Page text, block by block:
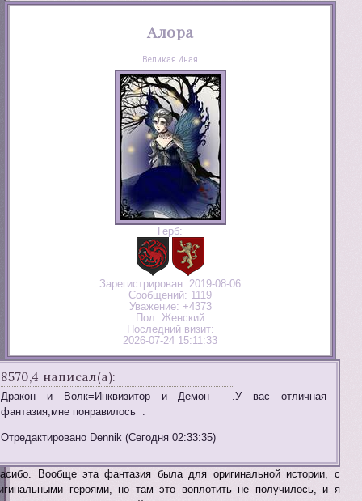
Алора
Великая Иная
Герб:
Зарегистрирован: 2019-08-06
Сообщений: 1119
Уважение: +4373
Пол: Женский
Последний визит:
2026-07-24 15:11:33
8570,4 написал(а):
Дракон и Волк=Инквизитор и Демон .У вас отличная
фантазия,мне понравилось .
Отредактировано Dennik (Сегодня 02:33:35)
Вообще эта фантазия была для оригинальной истории, с
героями, но там это воплотить не получилось, и я